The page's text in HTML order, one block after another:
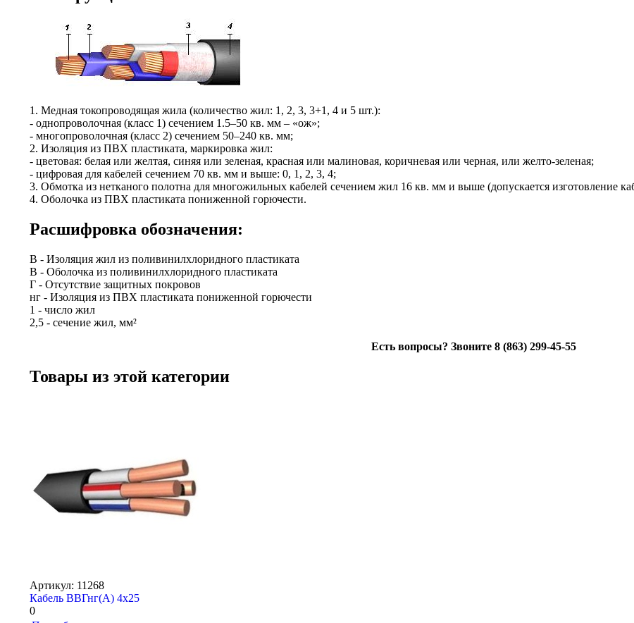
1. Медная токопроводящая жила (количество жил: 1, 2, 3, 3+1, 4 и 5 шт.):
- однопроволочная (класс 1) сечением 1.5–50 кв. мм – «ож»;
- многопроволочная (класс 2) сечением 50–240 кв. мм;
2. Изоляция из ПВХ пластиката, маркировка жил:
- цветовая: белая или желтая, синяя или зеленая, красная или малиновая, коричневая или черная, или желто-зеленая;
- цифровая для кабелей сечением 70 кв. мм и выше: 0, 1, 2, 3, 4;
3. Обмотка из нетканого полотна для многожильных кабелей сечением жил 16 кв. мм и выше (допускается изготовление
4. Оболочка из ПВХ пластиката пониженной горючести.
Расшифровка обозначения:
В - Изоляция жил из поливинилхлоридного пластиката
В - Оболочка из поливинилхлоридного пластиката
Г - Отсутствие защитных покровов
нг - Изоляция из ПВХ пластиката пониженной горючести
1 - число жил
2,5 - сечение жил, мм²
Есть вопросы? Звоните 8 (863) 299-45-55
Товары из этой категории
Артикул: 11268
Кабель ВВГнг(А) 4х25
0